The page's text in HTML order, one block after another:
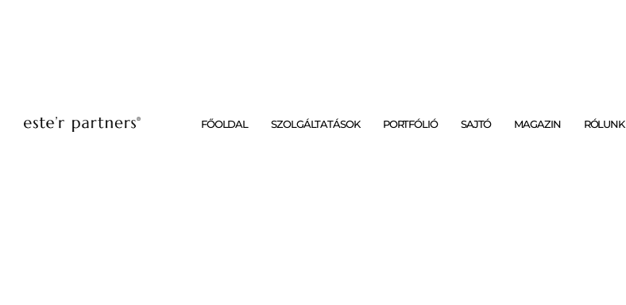
FŐOLDAL SZOLGÁLTATÁSOK PORTFÓLIÓ SAJTÓ MAGAZIN RÓLUNK